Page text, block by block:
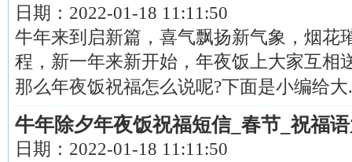
日期： 2022-01-18 11:11:50
牛年来到启新篇，喜气飘扬新气象，烟花
程，新一年来新开始，年夜饭上大家互相
那么年夜饭祝福怎么说呢?下面是小编给大
牛年除夕年夜饭祝福短信_春节_祝福
日期： 2022-01-18 11:11:50